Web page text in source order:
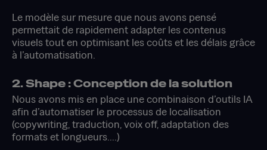
Le modèle sur mesure que nous avons pensé
permettait de rapidement adapter les contenus
visuels tout en optimisant les coûts et les délais grâce
à l’automatisation.
2. Shape : Conception de la solution
Nous avons mis en place une combinaison d’outils IA
afin d’automatiser le processus de localisation
(copywriting, traduction, voix off, adaptation des
formats et longueurs….)